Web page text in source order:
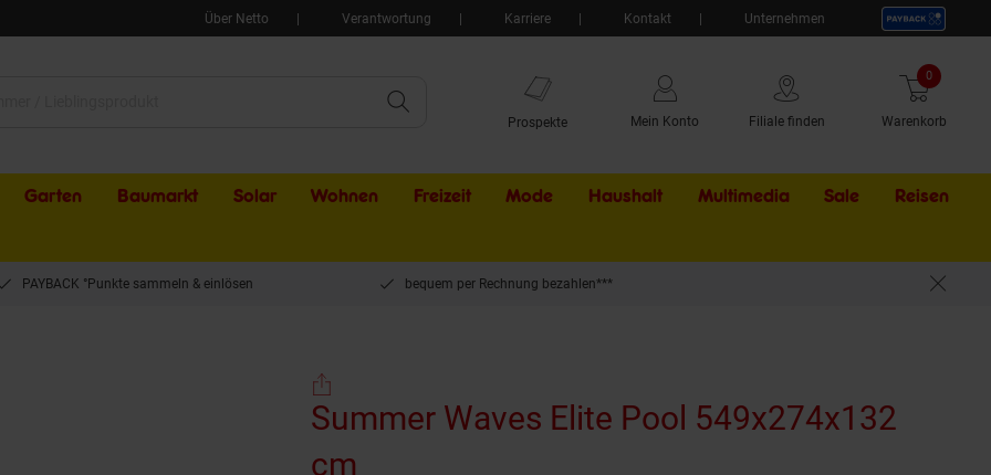
Über Netto Verantwortung Karriere Kontakt Unternehmen
Prospekte Mein Konto Filiale finden Warenkorb
0 Artikel
Garten Baumarkt Solar Wohnen Freizeit Mode Haushalt Multimedia Sale Externer
Reisen
PAYBACK °Punkte sammeln & einlösen bequem per Rechnung bezahlen***
Summer Waves Elite Pool 549x274x132
cm